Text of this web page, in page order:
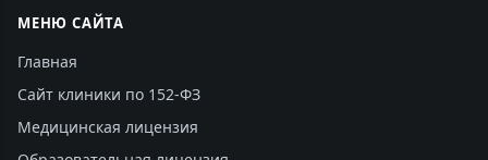
МЕНЮ САЙТА
Главная
Сайт клиники по 152-ФЗ
Медицинская лицензия